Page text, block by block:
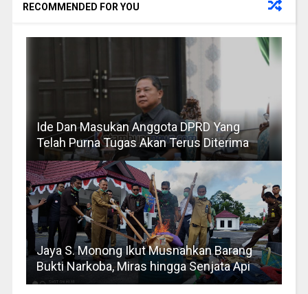
RECOMMENDED FOR YOU
Ide Dan Masukan Anggota DPRD Yang
Telah Purna Tugas Akan Terus Diterima
Jaya S. Monong Ikut Musnahkan Barang
Bukti Narkoba, Miras hingga Senjata Api